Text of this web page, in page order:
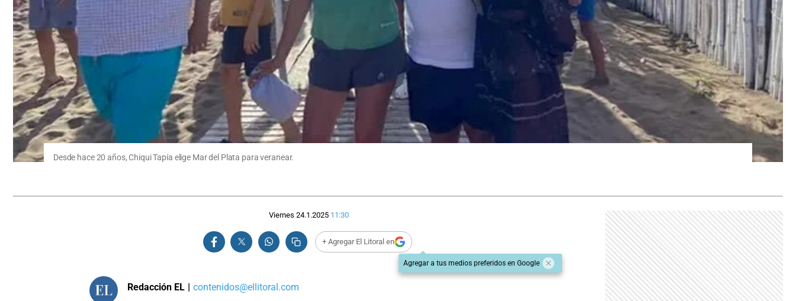
Desde hace 20 años, Chiqui Tapia elige Mar del Plata para veranear.
Viernes 24.1.2025 11:30
+ Agregar El Litoral en
Agregar a tus medios preferidos en Google
Redacción EL | contenidos@ellitoral.com